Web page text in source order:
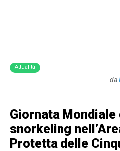
Attualità
da
Giornata Mondiale
snorkeling
Protetta delle